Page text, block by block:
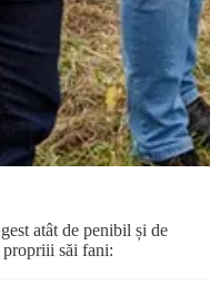
atât de penibil și de
propriii săi fani: